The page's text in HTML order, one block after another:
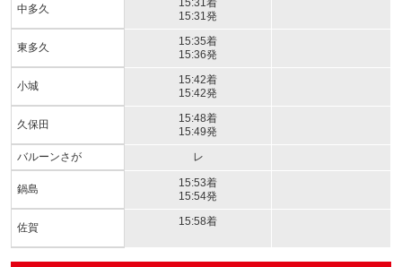
中多久
15:31着
15:31発
東多久
15:35着
15:36発
小城
15:42着
15:42発
久保田
15:48着
15:49発
バルーンさが
レ
鍋島
15:53着
15:54発
佐賀 15:58着